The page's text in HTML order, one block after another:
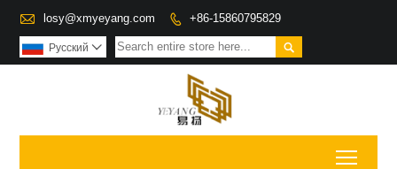
 losy@xmyeyang.com  +86-15860795829

Pусский 